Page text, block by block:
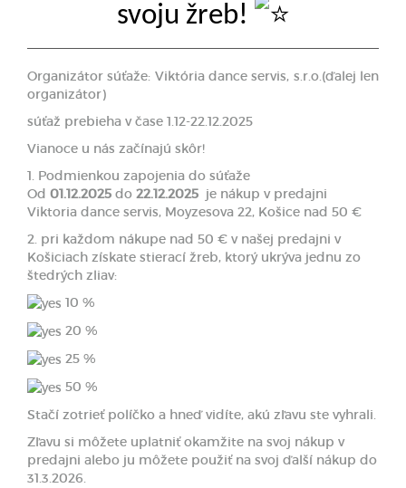
svoju žreb!
Organizátor súťaže: Viktória dance servis, s.r.o.(ďalej len
organizátor)
súťaž prebieha v čase 1.12-22.12.2025
Vianoce u nás začínajú skôr!
1. Podmienkou zapojenia do súťaže
Od 01.12.2025 do 22.12.2025 je nákup v predajni
Viktoria dance servis, Moyzesova 22, Košice nad 50 €
2. pri každom nákupe nad 50 € v našej predajni v
Košiciach získate stierací žreb, ktorý ukrýva jednu zo
štedrých zliav:
10 %
20 %
25 %
50 %
Stačí zotrieť políčko a hneď vidíte, akú zľavu ste vyhrali.
Zľavu si môžete uplatniť okamžite na svoj nákup v
predajni alebo ju môžete použiť na svoj ďalší nákup do
31.3.2026.